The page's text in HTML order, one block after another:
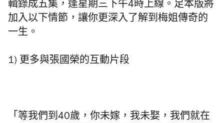
輯錄成五集，逢星期三下午4時上線。足本版將
加入以下情節，讓你更深入了解到梅姐傳奇的
一生。
1) 更多與張國榮的互動片段
「等我們到40歲，你未嫁，我未娶，我們就在